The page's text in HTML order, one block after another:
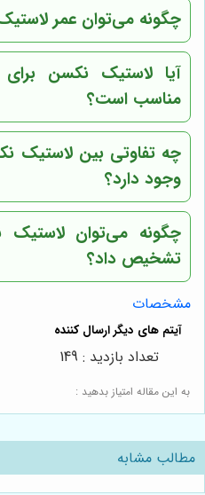
چگونه می‌توان عمر
آیا لاستیک نکسن
مناسب است؟
چه تفاوتی بین لاستیک
وجود دارد؟
چگونه می‌توان لاستیک
تشخیص داد؟
مشخصات
به این مقاله امتیاز بدهید :
تعداد بازدید : 149
مطالب مشابه